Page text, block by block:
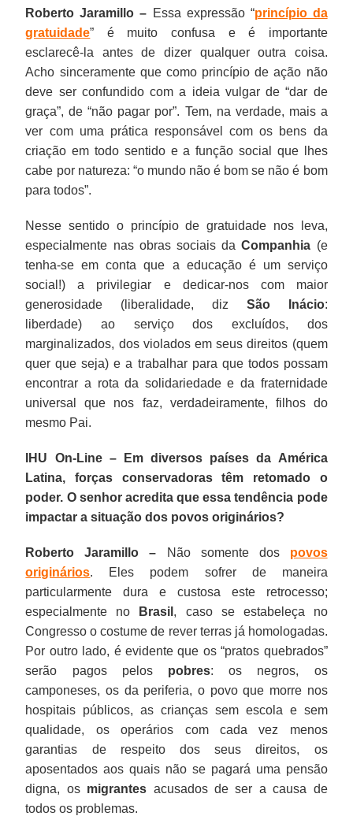
Roberto Jaramillo – Essa expressão “princípio da
gratuidade” é muito confusa e é importante
esclarecê-la antes de dizer qualquer outra coisa.
Acho sinceramente que como princípio de ação não
deve ser confundido com a ideia vulgar de “dar de
graça”, de “não pagar por”. Tem, na verdade, mais a
ver com uma prática responsável com os bens da
criação em todo sentido e a função social que lhes
cabe por natureza: “o mundo não é bom se não é bom
para todos”.
Nesse sentido o princípio de gratuidade nos leva,
especialmente nas obras sociais daCompanhia (e
tenha-se em conta que a educação é um serviço
social!) a privilegiar e dedicar-nos com maior
generosidade (liberalidade, diz São Inácio:
liberdade) ao serviço dos excluídos, dos
marginalizados, dos violados em seus direitos (quem
quer que seja) e a trabalhar para que todos possam
encontrar a rota da solidariedade e da fraternidade
universal que nos faz, verdadeiramente, filhos do
mesmo Pai.
IHU On-Line – Em diversos países da América
Latina, forças conservadoras têm retomado o
poder. O senhor acredita que essa tendência pode
impactar a situação dos povos originários?
Roberto Jaramillo – Não somente dos povos
originários. Eles podem sofrer de maneira
particularmente dura e custosa este retrocesso;
especialmente no
Brasil , caso se estabeleça no
Congresso o costume de rever terras já homologadas.
Por outro lado, é evidente que os “pratos quebrados”
serão pagos pelos pobres: os negros, os
camponeses, os da periferia, o povo que morre nos
hospitais públicos, as crianças sem escola e sem
qualidade, os operários com cada vez menos
garantias de respeito dos seus direitos, os
aposentados aos quais não se pagará uma pensão
digna, os migrantes acusados de ser a causa de
todos os problemas.